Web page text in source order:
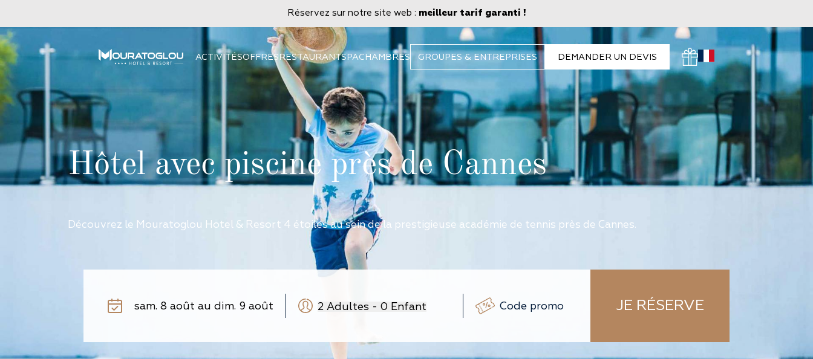
Réservez sur notre site web : meilleur tarif garanti !
ACTIVITÉSOFFRESRESTAURANTSPACHAMBRES GROUPES & ENTREPRISES DEMANDER UN DEVIS
Hôtel avec piscine près de Cannes
Découvrez le Mouratoglou Hotel & Resort 4 étoiles au sein de la prestigieuse académie de tennis près de Cannes.
2 Adultes - 0 Enfant JE RÉSERVE